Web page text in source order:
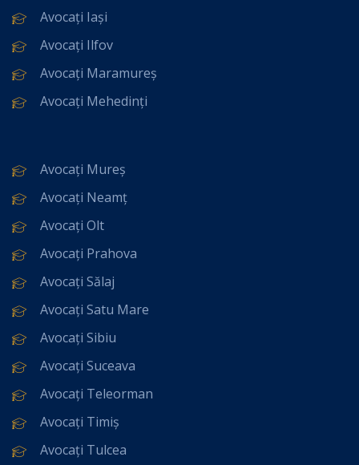
Avocați Iași
Avocați Ilfov
Avocați Maramureș
Avocați Mehedinți
Avocați Mureș
Avocați Neamț
Avocați Olt
Avocați Prahova
Avocați Sălaj
Avocați Satu Mare
Avocați Sibiu
Avocați Suceava
Avocați Teleorman
Avocați Timiș
Avocați Tulcea